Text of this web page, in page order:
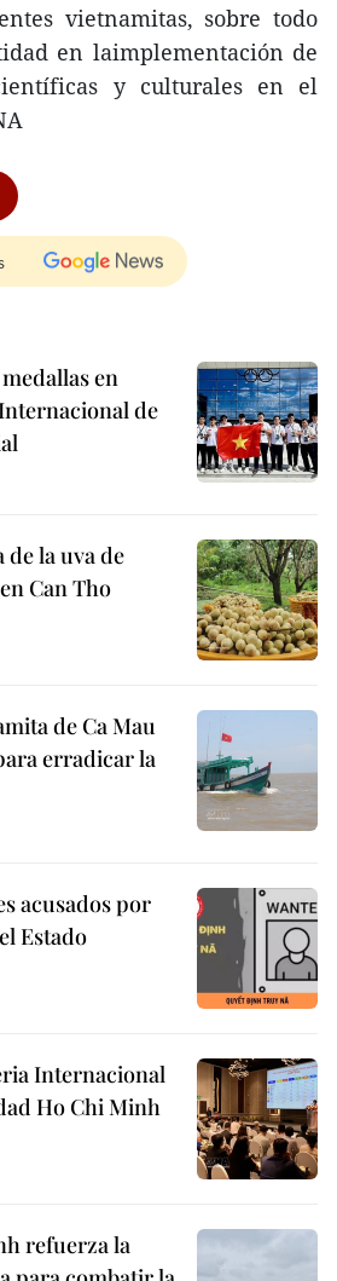
vietnamitas, sobre todo
en laimplementación de
y culturales en el
en
de
de la uva de
Can Tho
de Ca Mau
erradicar la
acusados por
Estado
Internacional
Ho Chi Minh
refuerza la